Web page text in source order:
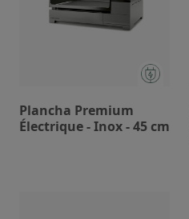
Plancha Premium
Électrique - Inox - 45 cm